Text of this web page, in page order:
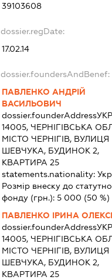
39103608
dossier.regDate:
17.02.14
dossier.foundersAndBenef:
ПАВЛЕНКО АНДРІЙ
ВАСИЛЬОВИЧ
dossier.founderAddress
14005, ЧЕРНІГІВСЬКА
МІСТО ЧЕРНІГІВ, ВУЛИЦЯ
ШЕВЧУКА, БУДИНОК 2,
КВАРТИРА 25
statements.nationality:
Розмір внеску до
фонду (грн.):5 000 (50 %)
ПАВЛЕНКО ІРИНА
dossier.founderAddress
14005, ЧЕРНІГІВСЬКА
МІСТО ЧЕРНІГІВ, ВУЛИЦЯ
ШЕВЧУКА, БУДИНОК 2,
КВАРТИРА 25